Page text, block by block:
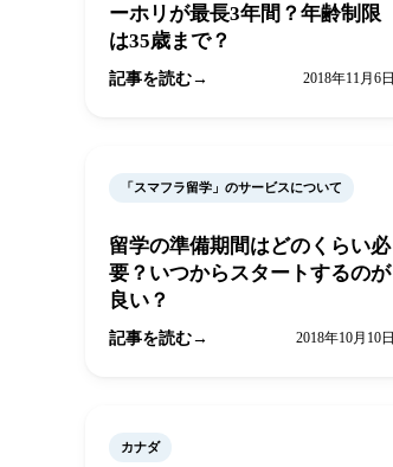
ーホリが最長3年間？年齢制限
は35歳まで？
記事を読む 2018年11月6日
「スマフラ留学」のサービスについて
留学の準備期間はどのくらい必
要？いつからスタートするのが
良い？
記事を読む 2018年10月10日
カナダ